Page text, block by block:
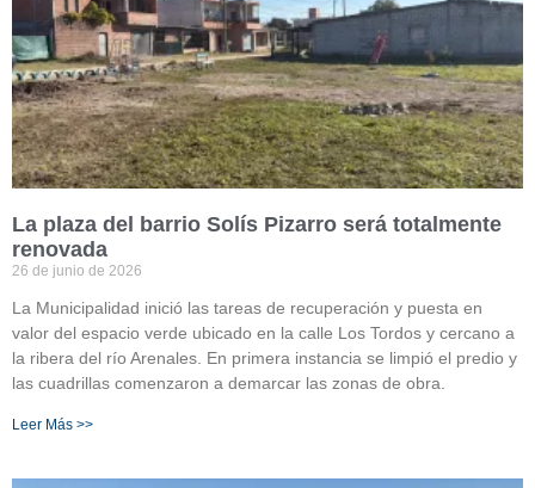
La plaza del barrio Solís Pizarro será totalmente
renovada
26 de junio de 2026
La Municipalidad inició las tareas de recuperación y puesta en
valor del espacio verde ubicado en la calle Los Tordos y cercano a
la ribera del río Arenales. En primera instancia se limpió el predio y
las cuadrillas comenzaron a demarcar las zonas de obra.
Leer Más >>